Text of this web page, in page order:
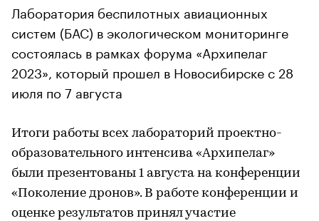
Лаборатория беспилотных авиационных
систем (БАС) в экологическом мониторинге
состоялась в рамках форума «Архипелаг
2023», который прошел в Новосибирске с 28
июля по 7 августа
Итоги работы всех лабораторий проектно-
образовательного интенсива «Архипелаг»
были презентованы 1 августа на конференции
«Поколение дронов». В работе конференции и
оценке результатов принял участие